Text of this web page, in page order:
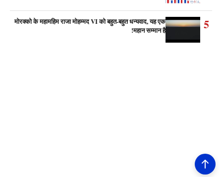
5
मोरक्को के महामहिम राजा मोहम्मद VI को बहुत-बहुत धन्यवाद, यह एक
महान सम्मान है!